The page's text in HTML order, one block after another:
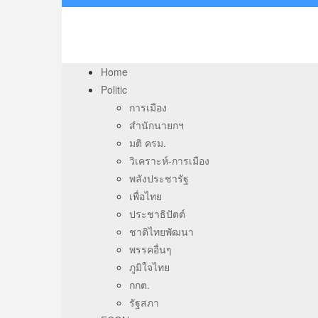
Home
Politic
การเมือง
สำนักนายกฯ
มติ ครม.
วิเคราะห์-การเมือง
พลังประชารัฐ
เพื่อไทย
ประชาธิปัตต์
ชาติไทยพัฒนา
พรรคอื่นๆ
ภูมิใจไทย
กกต.
รัฐสภา